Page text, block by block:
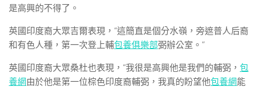
是高興的不得了。
英國印度裔大眾吉爾表現，“這簡直是個分水嶺，旁遮普人后裔
和有色人種，第一次登上輔包養俱樂部弼辦公室。”
英國印度裔大眾桑杜也表現，“我很是高興他是我們的輔弼， 包
養網由於他是第一位棕色印度裔輔弼，我真的盼望他包養網能